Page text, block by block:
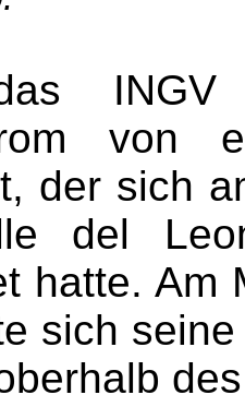
INGV
von
der sich
del
hatte. Am
sich